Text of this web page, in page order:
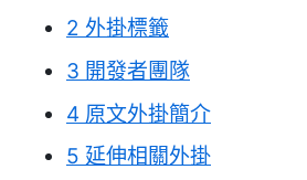
2 外掛標籤
3 開發者團隊
4 原文外掛簡介
5 延伸相關外掛